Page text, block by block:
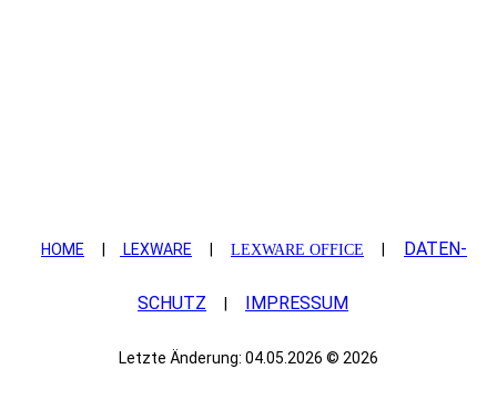
HOME LEXWARE LEXWARE OFFICE DATEN­
SCHUTZ IMPRESSUM
Letzte Änderung: 04.05.2026 © 2026